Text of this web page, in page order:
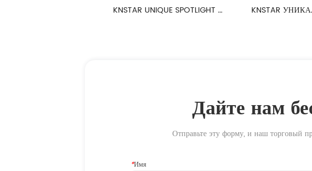
KNSTAR UNIQUE SPOTLIGHT
KNSTAR УНИКАЛЬНЫЙ
Дайте нам
Отправьте эту форму, и наш торговый
*Имя